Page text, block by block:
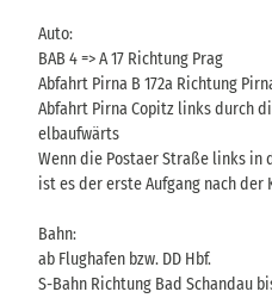
Auto:
BAB 4 => A 17 Richtung Prag
Abfahrt Pirna B 172a Richtung
Abfahrt Pirna Copitz links durch
elbaufwärts
Wenn die Postaer Straße links in
ist es der erste Aufgang nach der
Bahn:
ab Flughafen bzw. DD Hbf.
S-Bahn Richtung Bad Schandau